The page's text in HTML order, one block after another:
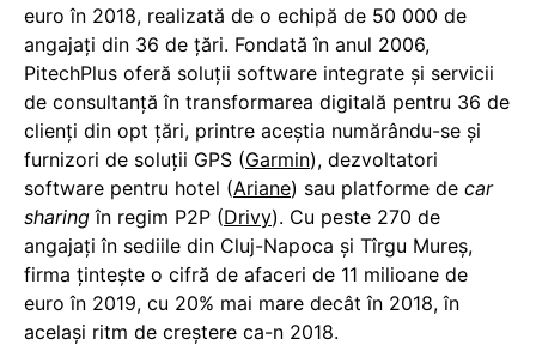
euro în 2018, realizată de o echipă de 50 000 de
angajați din 36 de ţări. Fondată în anul 2006,
PitechPlus oferă soluții software integrate și servicii
de consultanță în transformarea digitală pentru 36 de
clienți din opt țări, printre aceștia numărându-se și
furnizori de soluții GPS (Garmin), dezvoltatori
software pentru hotel (Ariane) sau platforme de car
sharing în regim P2P (Drivy). Cu peste 270 de
angajați în sediile din Cluj-Napoca și Tîrgu Mureș,
firma țintește o cifră de afaceri de 11 milioane de
euro în 2019, cu 20% mai mare decât în 2018, în
acelaşi ritm de creştere ca-n 2018.